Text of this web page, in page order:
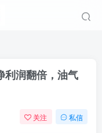
利润翻倍，油气
关注 私信